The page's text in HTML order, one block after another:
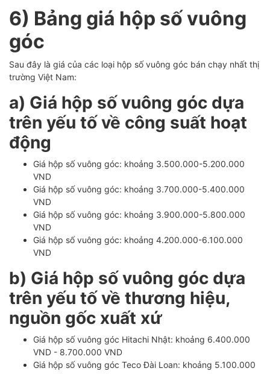
6) Bảng giá hộp số vuông
góc
Sau đây là giá của các loại hộp số vuông góc bán chạy nhất thị
trường Việt Nam:
a) Giá hộp số vuông góc dựa
trên yếu tố về công suất hoạt
động
Giá hộp số vuông góc: khoảng 3.500.000-5.200.000
VND
Giá hộp số vuông góc: khoảng 3.700.000-5.400.000
VND
Giá hộp số vuông góc: khoảng 3.900.000-5.800.000
VND
Giá hộp số vuông góc: khoảng 4.200.000-6.100.000
VND
b) Giá hộp số vuông góc dựa
trên yếu tố về thương hiệu,
nguồn gốc xuất xứ
Giá hộp số vuông góc Hitachi Nhật: khoảng 6.400.000
VND - 8.700.000 VND
Giá hộp số vuông góc Teco Đài Loan: khoảng 5.100.000